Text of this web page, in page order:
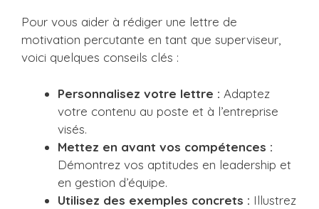
Pour vous aider à rédiger une lettre de
motivation percutante en tant que superviseur,
voici quelques conseils clés :
Personnalisez votre lettre : Adaptez
votre contenu au poste et à l’entreprise
visés.
Mettez en avant vos compétences :
Démontrez vos aptitudes en leadership et
en gestion d’équipe.
Utilisez des exemples concrets : Illustrez